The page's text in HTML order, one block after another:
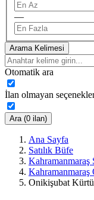
—
Arama Kelimesi
Otomatik ara
İlan olmayan
Ara (0 ilan)
Ana Sayfa
Satılık Büfe
Kahramanmaraş
Kahramanmaraş
Onikişubat